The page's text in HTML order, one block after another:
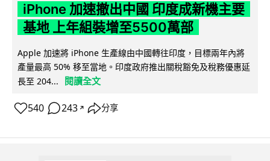
iPhone 加速撤出中國 印度成新機主要
基地 上年組裝增至5500萬部
Apple 加速將 iPhone 生產線由中國轉往印度，目標兩年內將
產量最高 50% 移至當地。印度政府推出關稅豁免及稅務優惠延
長至 204...
閱讀全文
540 243 ↗ 分享